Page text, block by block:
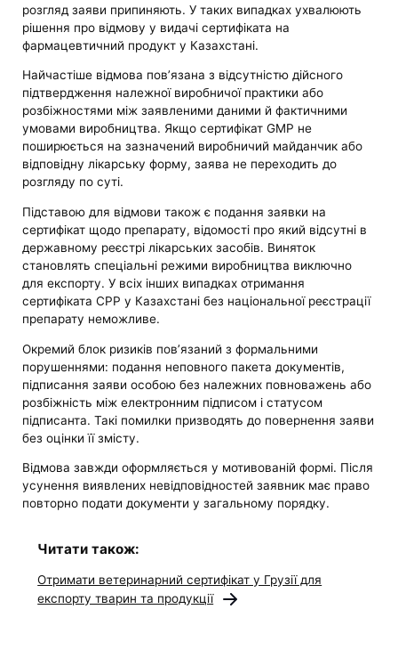
розгляд заяви припиняють. У таких випадках ухвалюють
рішення про відмову у видачі сертифіката на
фармацевтичний продукт у Казахстані.
Найчастіше відмова пов’язана з відсутністю дійсного
підтвердження належної виробничої практики або
розбіжностями між заявленими даними й фактичними
умовами виробництва. Якщо сертифікат GMP не
поширюється на зазначений виробничий майданчик або
відповідну лікарську форму, заява не переходить до
розгляду по суті.
Підставою для відмови також є подання заявки на
сертифікат щодо препарату, відомості про який відсутні в
державному реєстрі лікарських засобів. Виняток
становлять спеціальні режими виробництва виключно
для експорту. У всіх інших випадках отримання
сертифіката CPP у Казахстані без національної реєстрації
препарату неможливе.
Окремий блок ризиків пов’язаний з формальними
порушеннями: подання неповного пакета документів,
підписання заяви особою без належних повноважень або
розбіжність між електронним підписом і статусом
підписанта. Такі помилки призводять до повернення заяви
без оцінки її змісту.
Відмова завжди оформляється у мотивованій формі. Після
усунення виявлених невідповідностей заявник має право
повторно подати документи у загальному порядку.
Читати також:
Отримати ветеринарний сертифікат у Грузії для
експорту тварин та продукції